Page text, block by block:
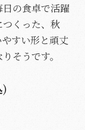
の食卓で活躍
くった、秋
すい形と頑丈
そうです。
)